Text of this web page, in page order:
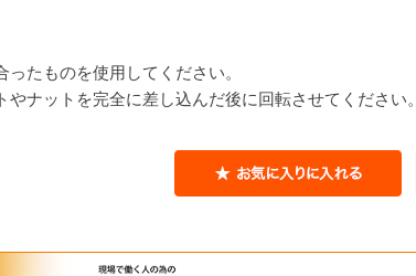
たものを使用してください。
ナットを完全に差し込んだ後に回転させてください。